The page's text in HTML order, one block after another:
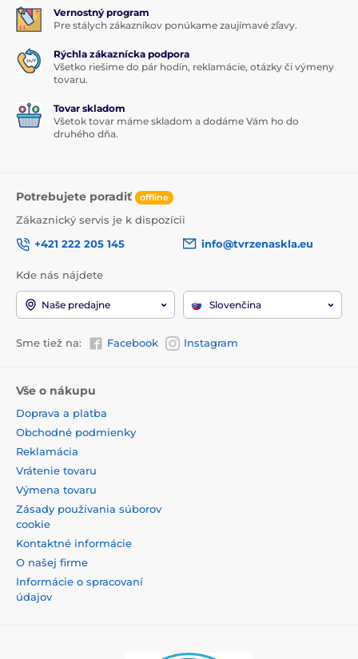
Vernostný program
Pre stálych zákazníkov ponúkame zaujímavé zľavy.
Rýchla zákaznícka podpora
Všetko riešime do pár hodín, reklamácie, otázky či výmeny
tovaru.
Tovar skladom
Všetok tovar máme skladom a dodáme Vám ho do
druhého dňa.
Potrebujete poradiť offline
Zákaznický servis je k dispozícii
+421 222 205 145
info@tvrzenaskla.eu
Kde nás nájdete
Naše predajne Slovenčina
Sme tiež na: Facebook Instagram
Vše o nákupu
Doprava a platba
Obchodné podmienky
Reklamácia
Vrátenie tovaru
Výmena tovaru
Zásady používania súborov
cookie
Kontaktné informácie
O našej firme
Informácie o spracovaní
údajov